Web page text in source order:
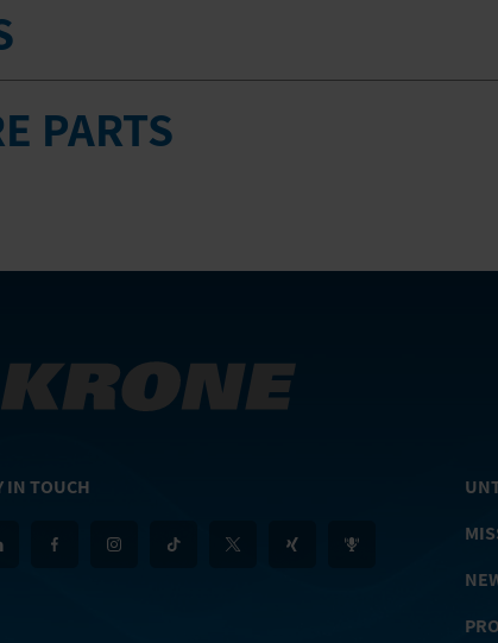
PARTS
IN TOUCH